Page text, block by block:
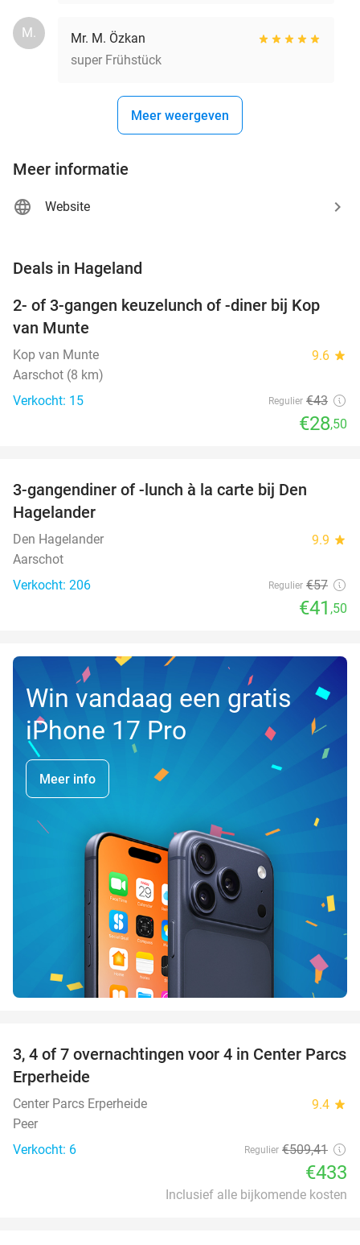
M.
Mr. M. Özkan
super Frühstück
Meer weergeven
Meer informatie
Website
Deals in Hageland
34%
2- of 3-gangen keuzelunch of -diner bij Kop
van Munte
Kop van Munte 9.6 star
Aarschot (8 km)
Verkocht: 15
Regulier €43
€28,50
3-gangendiner of -lunch à la carte bij Den
Hagelander
Den Hagelander 9.9 star
Aarschot
Verkocht: 206
Regulier €57
€41 ,50
Win vandaag een gratis
iPhone 17 Pro
Meer info
15%
3, 4 of 7 overnachtingen voor 4 in Center Parcs
Erperheide
Center Parcs Erperheide 9.4 star
Peer
Verkocht: 6
Regulier €509,41
€433
Inclusief alle bijkomende kosten